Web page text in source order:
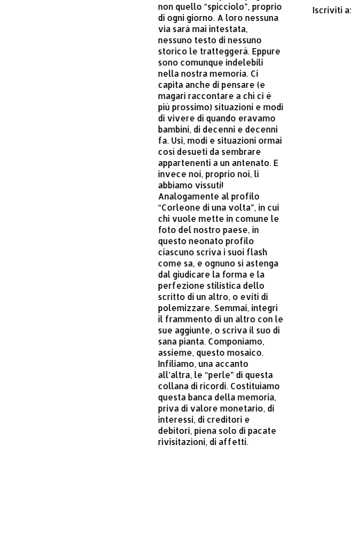
Iscriviti a:
non quello “spicciolo”, proprio
di ogni giorno. A loro nessuna
via sarà mai intestata,
nessuno testo di nessuno
storico le tratteggerà. Eppure
sono comunque indelebili
nella nostra memoria. Ci
capita anche di pensare (e
magari raccontare a chi ci è
più prossimo) situazioni e modi
di vivere di quando eravamo
bambini, di decenni e decenni
fa. Usi, modi e situazioni ormai
così desueti da sembrare
appartenenti a un antenato. E
invece noi, proprio noi, li
abbiamo vissuti!
Analogamente al profilo
“Corleone di una volta”, in cui
chi vuole mette in comune le
foto del nostro paese, in
questo neonato profilo
ciascuno scriva i suoi flash
come sa, e ognuno si astenga
dal giudicare la forma e la
perfezione stilistica dello
scritto di un altro, o eviti di
polemizzare. Semmai, integri
il frammento di un altro con le
sue aggiunte, o scriva il suo di
sana pianta. Componiamo,
assieme, questo mosaico.
Infiliamo, una accanto
all’altra, le “perle” di questa
collana di ricordi. Costituiamo
questa banca della memoria,
priva di valore monetario, di
interessi, di creditori e
debitori, piena solo di pacate
rivisitazioni, di affetti.